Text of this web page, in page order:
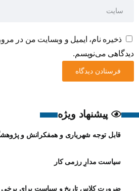
ذخیره نام، ایمیل و وبسایت من در
دیدگاهی می‌نویسم.
پیشنهاد ویژه
قابل توجه شهریاری و همفکرانش و
سیاست مدارِ رزمی کار
ضرورت کلاس تاریخ و سیاست برای برخی